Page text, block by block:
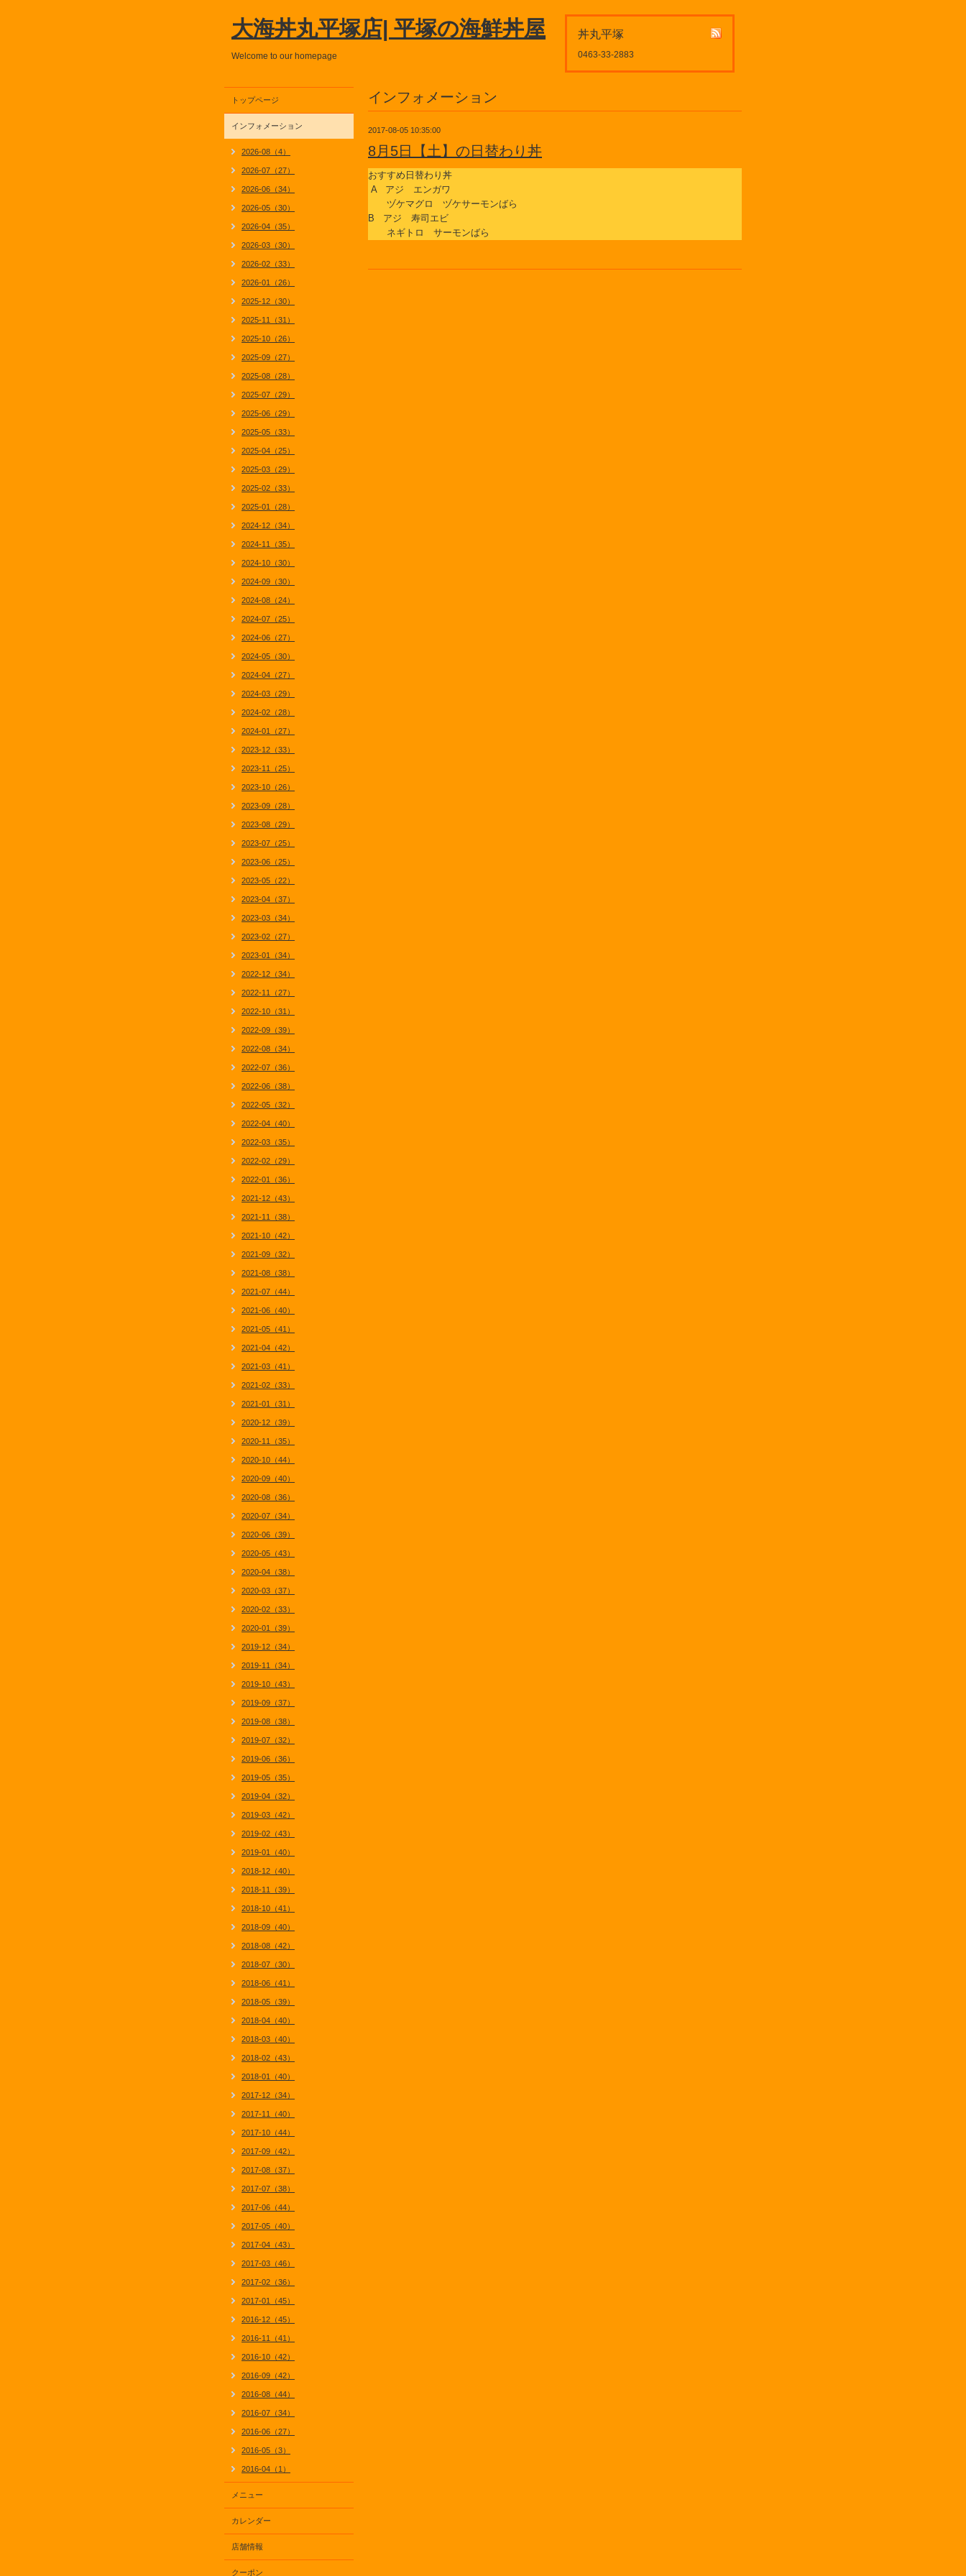
丼丸平塚
0463-33-2883
大海丼丸平塚店| 平塚の海鮮丼屋
Welcome to our homepage
インフォメーション
2017-08-05 10:35:00
8月5日【土】の日替わり丼
おすすめ日替わり丼
A アジ エンガワ
ヅケマグロ ヅケサーモンばら
B アジ 寿司エビ
ネギトロ サーモンばら
トップページ
インフォメーション
2026-08（4）
2026-07（27）
2026-06（34）
2026-05（30）
2026-04（35）
2026-03（30）
2026-02（33）
2026-01（26）
2025-12（30）
2025-11（31）
2025-10（26）
2025-09（27）
2025-08（28）
2025-07（29）
2025-06（29）
2025-05（33）
2025-04（25）
2025-03（29）
2025-02（33）
2025-01（28）
2024-12（34）
2024-11（35）
2024-10（30）
2024-09（30）
2024-08（24）
2024-07（25）
2024-06（27）
2024-05（30）
2024-04（27）
2024-03（29）
2024-02（28）
2024-01（27）
2023-12（33）
2023-11（25）
2023-10（26）
2023-09（28）
2023-08（29）
2023-07（25）
2023-06（25）
2023-05（22）
2023-04（37）
2023-03（34）
2023-02（27）
2023-01（34）
2022-12（34）
2022-11（27）
2022-10（31）
2022-09（39）
2022-08（34）
2022-07（36）
2022-06（38）
2022-05（32）
2022-04（40）
2022-03（35）
2022-02（29）
2022-01（36）
2021-12（43）
2021-11（38）
2021-10（42）
2021-09（32）
2021-08（38）
2021-07（44）
2021-06（40）
2021-05（41）
2021-04（42）
2021-03（41）
2021-02（33）
2021-01（31）
2020-12（39）
2020-11（35）
2020-10（44）
2020-09（40）
2020-08（36）
2020-07（34）
2020-06（39）
2020-05（43）
2020-04（38）
2020-03（37）
2020-02（33）
2020-01（39）
2019-12（34）
2019-11（34）
2019-10（43）
2019-09（37）
2019-08（38）
2019-07（32）
2019-06（36）
2019-05（35）
2019-04（32）
2019-03（42）
2019-02（43）
2019-01（40）
2018-12（40）
2018-11（39）
2018-10（41）
2018-09（40）
2018-08（42）
2018-07（30）
2018-06（41）
2018-05（39）
2018-04（40）
2018-03（40）
2018-02（43）
2018-01（40）
2017-12（34）
2017-11（40）
2017-10（44）
2017-09（42）
2017-08（37）
2017-07（38）
2017-06（44）
2017-05（40）
2017-04（43）
2017-03（46）
2017-02（36）
2017-01（45）
2016-12（45）
2016-11（41）
2016-10（42）
2016-09（42）
2016-08（44）
2016-07（34）
2016-06（27）
2016-05（3）
2016-04（1）
メニュー
カレンダー
店舗情報
クーポン